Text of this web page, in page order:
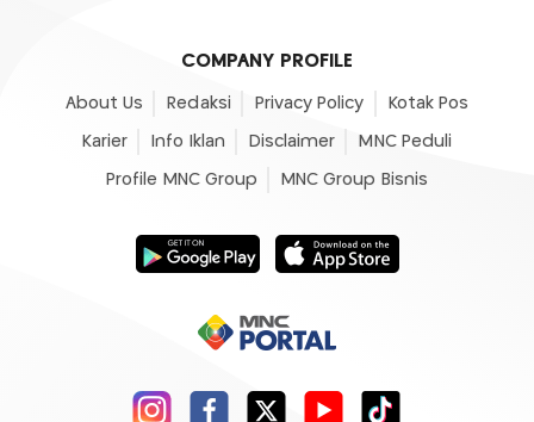
COMPANY PROFILE
About Us Redaksi Privacy Policy Kotak Pos
Karier Info Iklan Disclaimer MNC Peduli
Profile MNC Group MNC Group Bisnis